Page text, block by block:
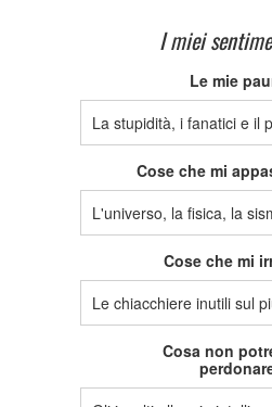
I miei
Le mie
La stupidità, i fanatici e il
Cose che mi
L'universo, la fisica, la
Cose che mi
Le chiacchiere inutili sul
Cosa non